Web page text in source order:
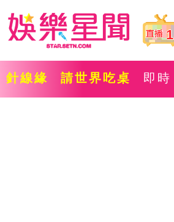
1
針線緣 請世界吃桌 即時